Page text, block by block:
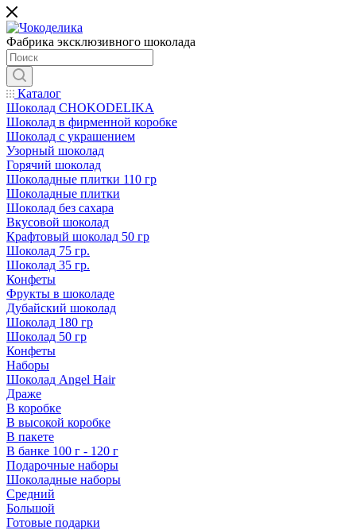
Фабрика эксклюзивного шоколада
Каталог
Шоколад CHOKODELIKA
Шоколад в фирменной коробке
Шоколад с украшением
Узорный шоколад
Горячий шоколад
Шоколадные плитки 110 гр
Шоколадные плитки
Шоколад без сахара
Вкусовой шоколад
Крафтовый шоколад 50 гр
Шоколад 75 гр.
Шоколад 35 гр.
Конфеты
Фрукты в шоколаде
Дубайский шоколад
Шоколад 180 гр
Шоколад 50 гр
Конфеты
Наборы
Шоколад Angel Hair
Драже
В коробке
В высокой коробке
В пакете
В банке 100 г - 120 г
Подарочные наборы
Шоколадные наборы
Средний
Большой
Готовые подарки